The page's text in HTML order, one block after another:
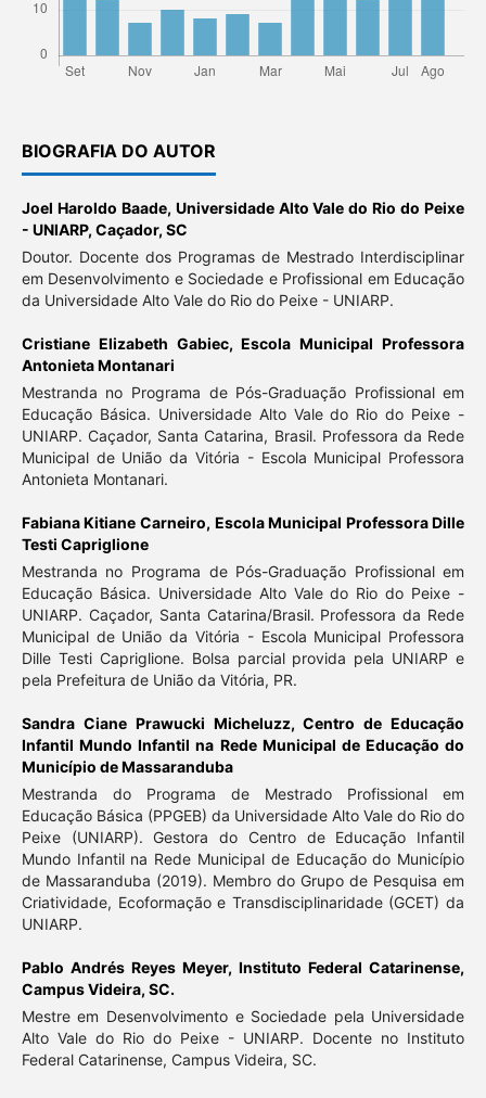
BIOGRAFIA DO AUTOR
Joel Haroldo Baade, Universidade Alto Vale do Rio do Peixe
- UNIARP, Caçador, SC
Doutor. Docente dos Programas de Mestrado Interdisciplinar
em Desenvolvimento e Sociedade e Profissional em Educação
da Universidade Alto Vale do Rio do Peixe - UNIARP.
Cristiane Elizabeth Gabiec,Escola Municipal Professora
Antonieta Montanari
Mestranda no Programa de Pós-Graduação Profissional em
Educação Básica. Universidade Alto Vale do Rio do Peixe -
UNIARP. Caçador, Santa Catarina, Brasil. Professora da Rede
Municipal de União da Vitória - Escola Municipal Professora
Antonieta Montanari.
Fabiana Kitiane Carneiro, Escola Municipal Professora Dille
Testi Capriglione
Mestranda no Programa de Pós-Graduação Profissional em
Educação Básica. Universidade Alto Vale do Rio do Peixe -
UNIARP. Caçador, Santa Catarina/Brasil. Professora da Rede
Municipal de União da Vitória - Escola Municipal Professora
Dille Testi Capriglione. Bolsa parcial provida pela UNIARP e
pela Prefeitura de União da Vitória, PR.
Sandra Ciane Prawucki Micheluzz,Centro de Educação
Infantil Mundo Infantil na Rede Municipal de Educação do
Município de Massaranduba
Mestranda do Programa de Mestrado Profissional em
Educação Básica (PPGEB) da Universidade Alto Vale do Rio do
Peixe (UNIARP). Gestora do Centro de Educação Infantil
Mundo Infantil na Rede Municipal de Educação do Município
de Massaranduba (2019). Membro do Grupo de Pesquisa em
Criatividade, Ecoformação e Transdisciplinaridade (GCET) da
UNIARP.
Pablo Andrés Reyes Meyer,Instituto Federal Catarinense,
Campus Videira, SC.
Mestre em Desenvolvimento e Sociedade pela Universidade
Alto Vale do Rio do Peixe - UNIARP. Docente no Instituto
Federal Catarinense, Campus Videira, SC.